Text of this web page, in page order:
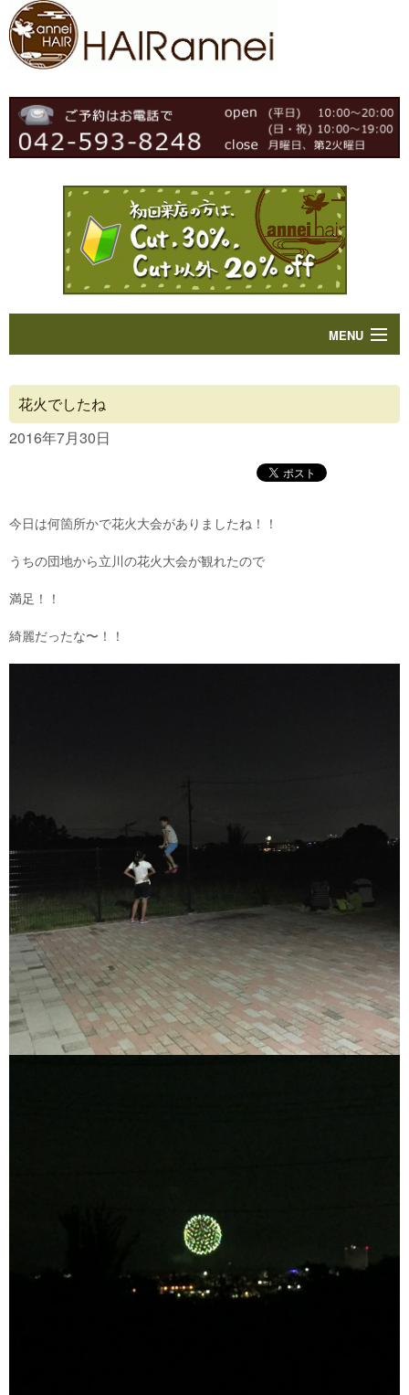
MENU
Concept
Blog
Contact
花火でしたね
2016年7月30日
今日は何箇所かで花火大会がありましたね！！
うちの団地から立川の花火大会が観れたので
満足！！
綺麗だったな〜！！